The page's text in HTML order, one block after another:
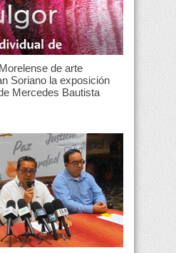
de arte
Soriano la exposición
Mercedes Bautista